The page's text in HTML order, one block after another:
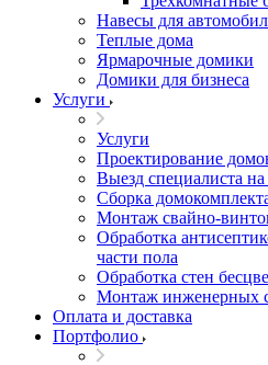
Навесы для
Теплые дома
Ярмарочные домики
Домики для бизнеса
Услуги
Услуги
Проектирование
Выезд специалиста
Сборка
Монтаж свайно-
Обработка
части пола
Обработка стен
Монтаж инженерных
Оплата и доставка
Портфолио